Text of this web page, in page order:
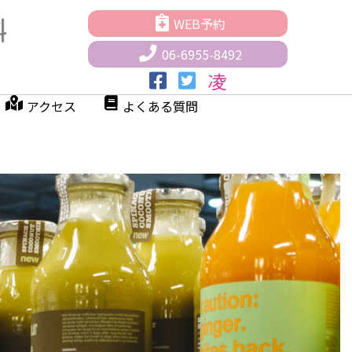
WEB予約
06-6955-8492
アクセス よくある質問